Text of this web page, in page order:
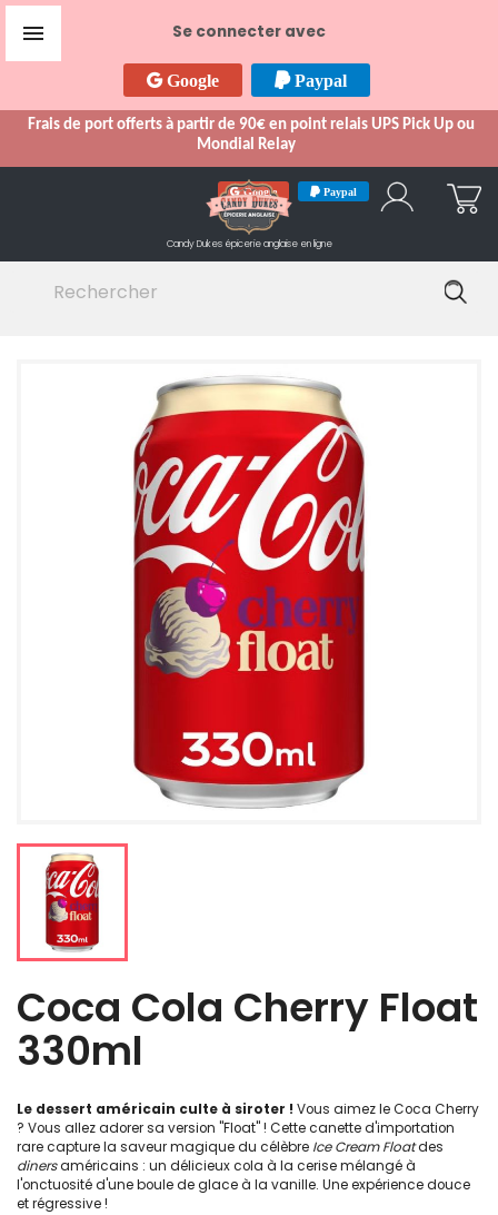
Se connecter avec
Google Paypal
Frais de port offerts à partir de 90€ en point relais UPS Pick Up ou
Mondial Relay

Google Paypal
Candy Dukes épicerie anglaise en ligne
Coca Cola Cherry Float
330ml
Le dessert américain culte à siroter ! Vous aimez le Coca Cherry
? Vous allez adorer sa version "Float" ! Cette canette d'importation
rare capture la saveur magique du célèbre Ice Cream Floatdes
dinersaméricains : un délicieux cola à la cerise mélangé à
l'onctuosité d'une boule de glace à la vanille. Une expérience douce
et régressive !